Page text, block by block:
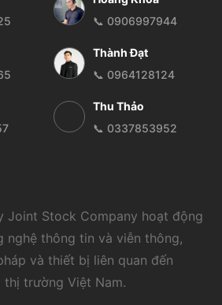
📞 0906997944
Thành Đạt
📞 0964128124
Thu Thảo
📞 0337853952
Joint Stock Company hoạt động
nghệ thông tin và viễn thông,
và thiết bị liên quan đến
thị trường Việt Nam.